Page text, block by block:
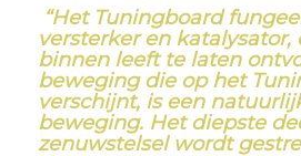
“Het Tuningboard
versterker en katalysator,
binnen leeft te laten
beweging die op het
verschijnt, is een
beweging. Het diepste
zenuwstelsel wordt